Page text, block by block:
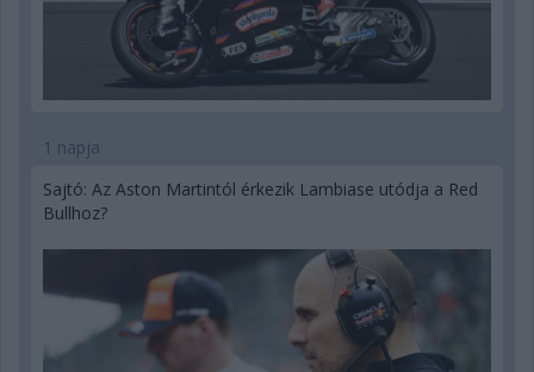
1 napja
Sajtó: Az Aston Martintól érkezik Lambiase utódja a Red
Bullhoz?